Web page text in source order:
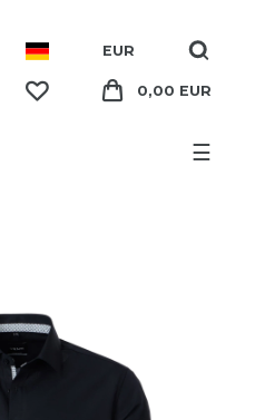
EUR
0,00 EUR
☰